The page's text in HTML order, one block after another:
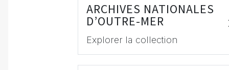
ARCHIVES NATIONALES
D’OUTRE-MER
Explorer la collection